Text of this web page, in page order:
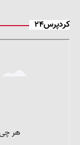
کردپرس۲۴